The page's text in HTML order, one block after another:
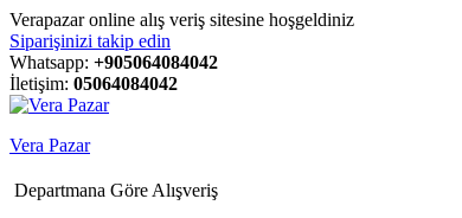
Verapazar online alış veriş sitesine hoşgeldiniz
Siparişinizi takip edin
Whatsapp: +905064084042
İletişim: 05064084042
Vera Pazar
Departmana Göre Alışveriş